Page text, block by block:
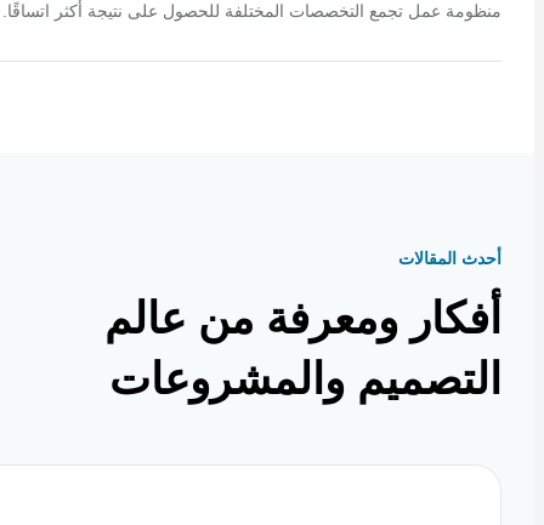
عمل تجمع التخصصات المختلفة للحصول على نتيجة أكثر اتساقًا.
المقالات
ومعرفة من عالم
والمشروعات